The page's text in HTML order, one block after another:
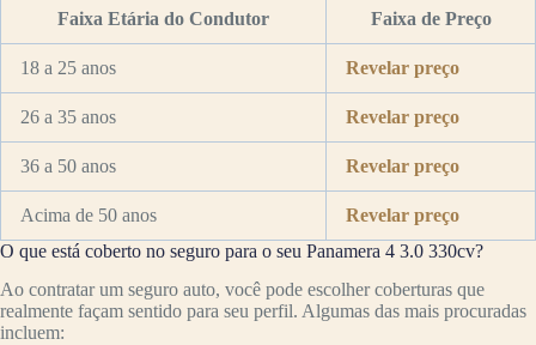
Faixa Etária do Condutor Faixa de Preço
18 a 25 anos Revelar preço
26 a 35 anos Revelar preço
36 a 50 anos Revelar preço
Acima de 50 anos
Revelar preço
O que está coberto no seguro para o seu Panamera 4 3.0 330cv?
Ao contratar um seguro auto, você pode escolher coberturas que
realmente façam sentido para seu perfil. Algumas das mais procuradas
incluem: